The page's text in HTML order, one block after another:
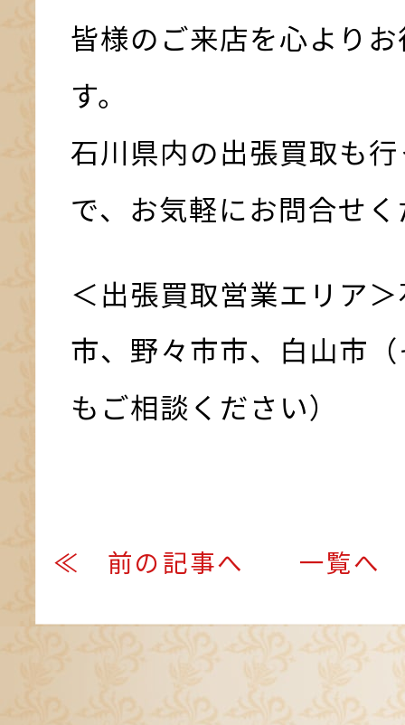
皆様のご来店を心より
す。
石川県内の出張買取も
で、お気軽にお問合せ
＜出張買取営業エリア
市、野々市市、白山市
もご相談ください）
≪ 前の記事へ 一覧へ